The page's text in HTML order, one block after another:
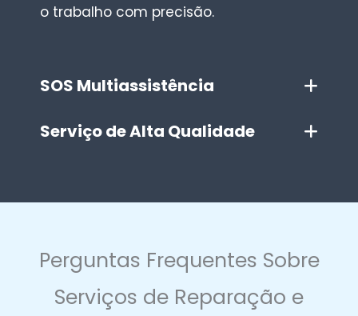
o trabalho com precisão.
SOS Multiassistência
Serviço de Alta Qualidade
Perguntas Frequentes Sobre
Serviços de Reparação e